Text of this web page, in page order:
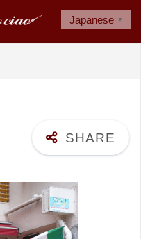
Japanese ▼